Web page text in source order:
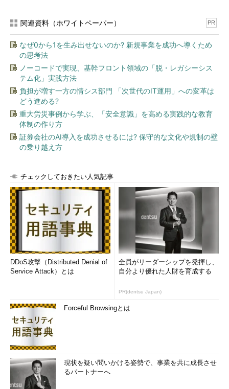
関連資料（ホワイトペーパー） PR
なぜ0から1を生み出せないのか? 新規事業を成功へ導くため
の思考法
ノーコードで実現、基幹フロント領域の「脱・レガシーシス
テム化」実践方法
負担が増す一方の情シス部門 「次世代のIT運用」への変革は
どう進める?
重大労災事例から学ぶ、「安全意識」を高める実践的な教育
体制の作り方
証券会社のAI導入を成功させるには? 保守的な文化や規制の壁
の乗り越え方
チェックしておきたい人気記事
DDoS攻撃（Distributed Denial of
Service Attack）とは
全員がリーダーシップを発揮し、
自分より優れた人財を育成する
PR(dentsu Japan)
Forceful Browsingとは
現状を疑い問いかける姿勢で、事業を共に成長させ
るパートナーへ